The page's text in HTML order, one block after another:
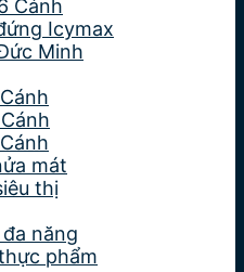
Cánh
Icymax
Minh
mát
thị
năng
phẩm